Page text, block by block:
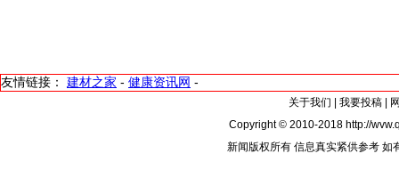
友情链接： 建材之家 - 健康资讯网 -
关于我们 我要投稿|
Copyright © 2010-2018 http://
新闻版权所有 信息真实紧供参考